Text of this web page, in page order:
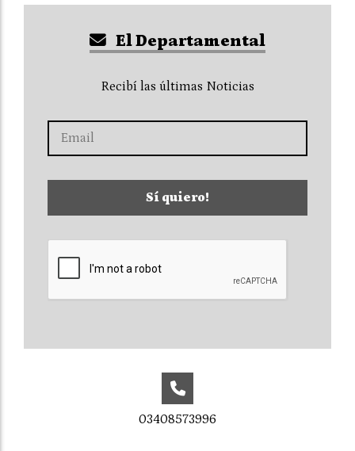
El Departamental
Recibí las últimas Noticias
Sí quiero!
03408573996